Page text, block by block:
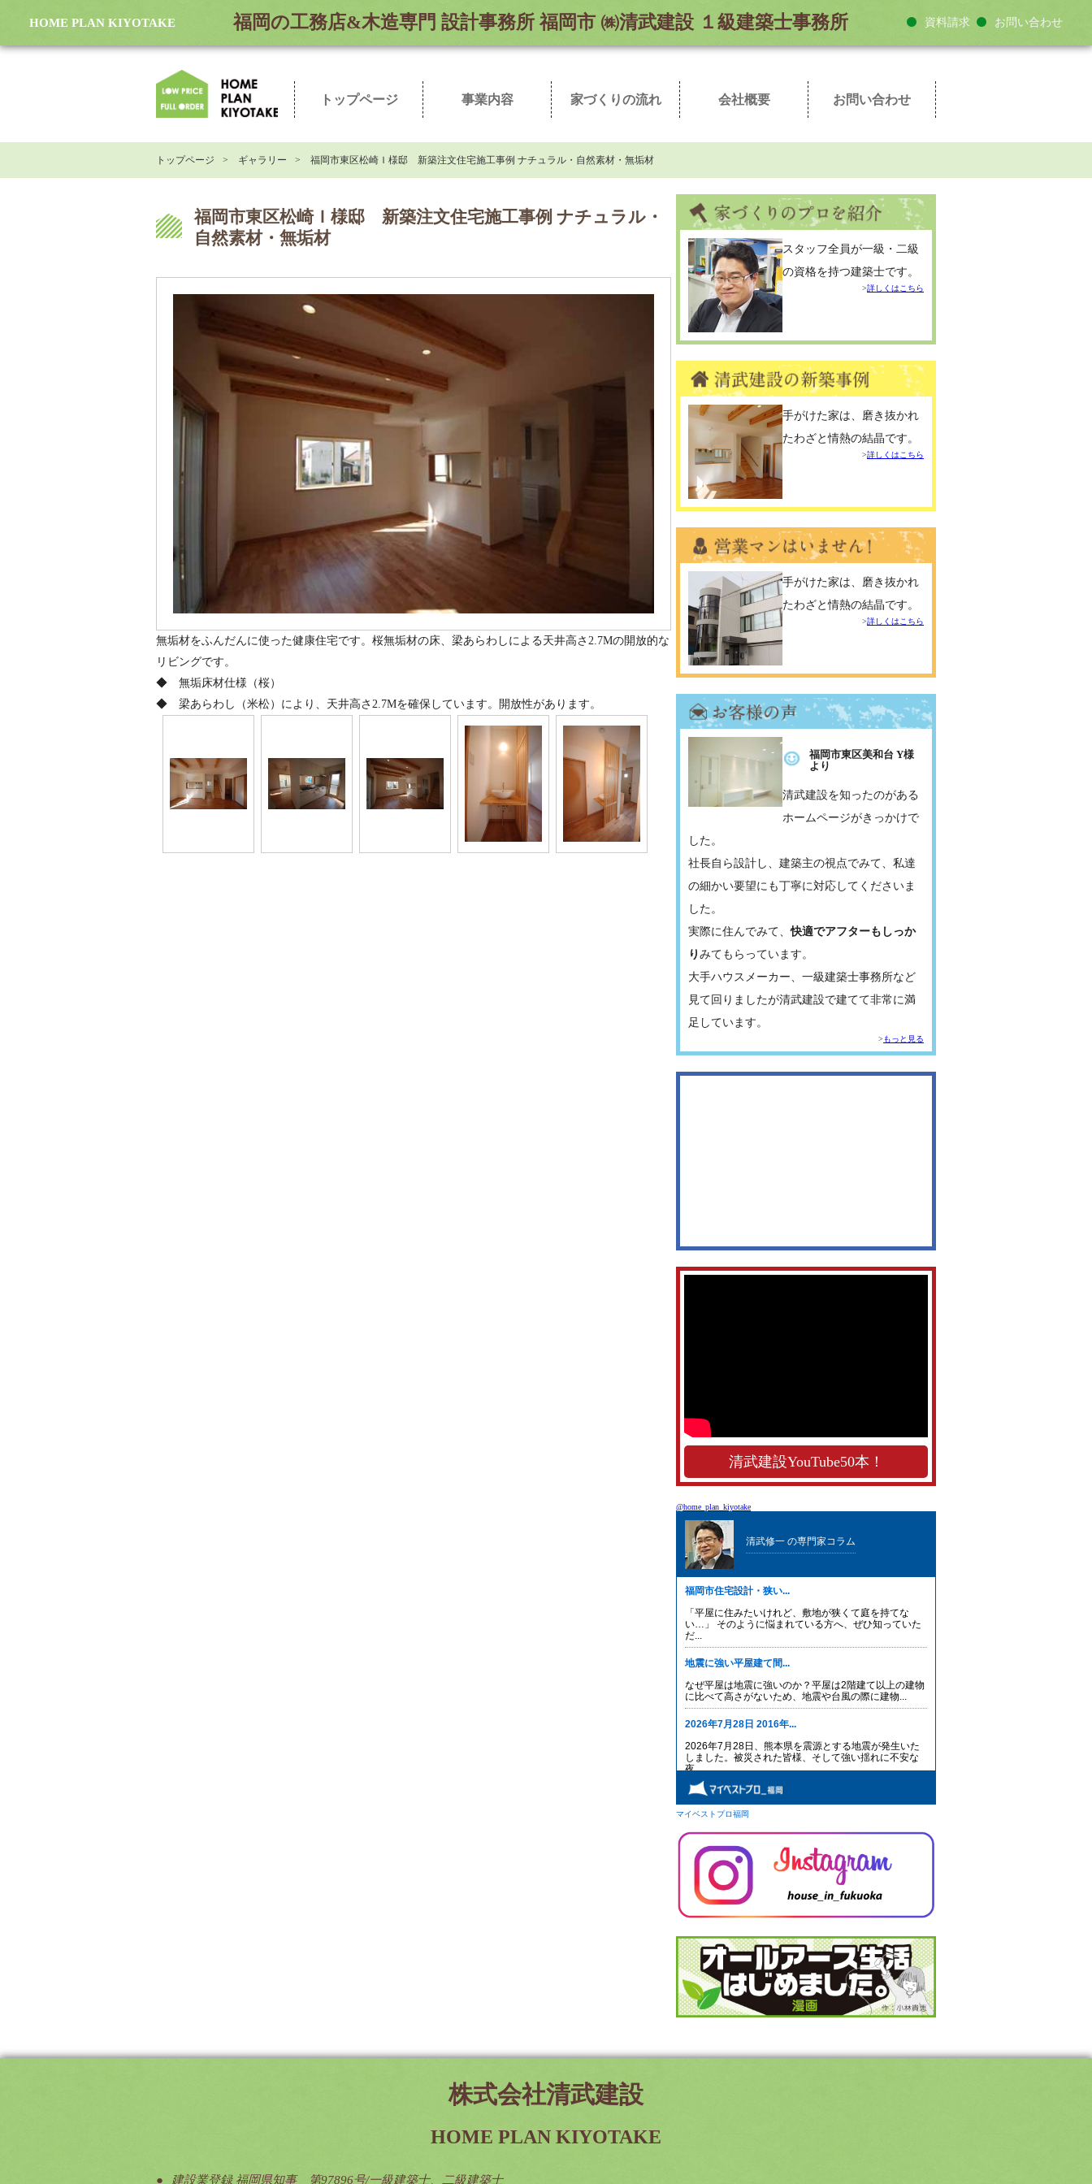
HOME PLAN KIYOTAKE 福岡の工務店&木造専門 設計事務所 福岡市 ㈱清武建設 １級建築士事務所 資料請求 お問い合わせ
トップページ 事業内容 家づくりの流れ 会社概要 お問い合わせ
トップページ ギャラリー 福岡市東区松崎Ｉ様邸 新築注文住宅施工事例 ナチュラル・自然素材・無垢材
福岡市東区松崎Ｉ様邸 新築注文住宅施工事例 ナチュラル・
自然素材・無垢材
無垢材をふんだんに使った健康住宅です。桜無垢材の床、梁あらわしによる天井高さ2.7Mの開放的な
リビングです。
◆ 無垢床材仕様（桜）
◆ 梁あらわし（米松）により、天井高さ2.7Mを確保しています。開放性があります。
スタッフ全員が一級・二級
の資格を持つ建築士です。
詳しくはこちら
手がけた家は、磨き抜かれ
たわざと情熱の結晶です。
詳しくはこちら
手がけた家は、磨き抜かれ
たわざと情熱の結晶です。
詳しくはこちら
福岡市東区美和台 Y様
より
清武建設を知ったのがある
ホームページがきっかけで
した。
社長自ら設計し、建築主の視点でみて、私達
の細かい要望にも丁寧に対応してくださいま
した。
実際に住んでみて、快適でアフターもしっか
り みてもらっています。
大手ハウスメーカー、一級建築士事務所など
見て回りましたが清武建設で建てて非常に満
足しています。
もっと見る
清武建設YouTube50本！
@home_plan_kiyotake
株式会社清武建設
HOME PLAN KIYOTAKE
建設業登録 福岡県知事 第97896号/一級建築士、二級建築士